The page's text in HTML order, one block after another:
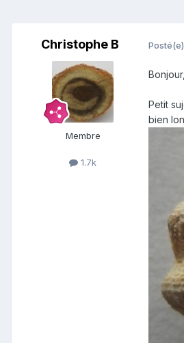
Christophe B
Membre
1.7k
Posté(e)
Bonjour,
Petit
bien